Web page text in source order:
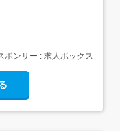
ポンサー : 求人ボックス